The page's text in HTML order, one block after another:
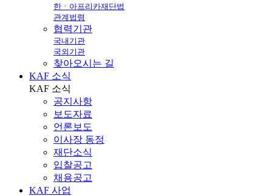
한ㆍ아프리카재단법
관계법령
협력기관
국내기관
국외기관
찾아오시는 길
KAF 소식
KAF 소식
공지사항
보도자료
언론보도
이사장 동정
재단소식
입찰공고
채용공고
KAF 사업